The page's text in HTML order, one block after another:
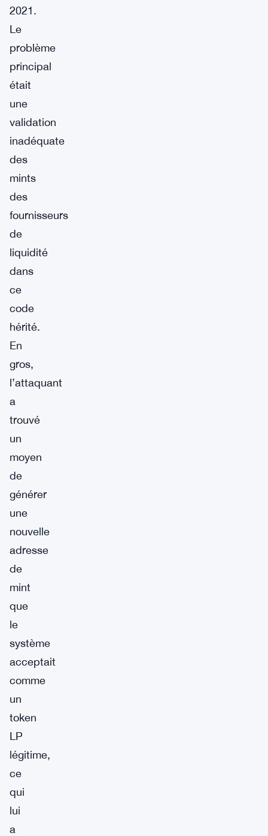
2021.
Le
problème
principal
était
une
validation
inadéquate
des
mints
des
fournisseurs
de
liquidité
dans
ce
code
hérité.
En
gros,
l’attaquant
a
trouvé
un
moyen
de
générer
une
nouvelle
adresse
de
mint
que
le
système
acceptait
comme
un
token
LP
légitime,
ce
qui
lui
a